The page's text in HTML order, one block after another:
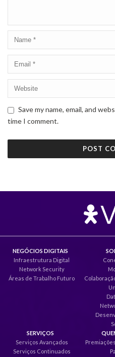
Save my name, email, and
time I comment.
NEGÓCIOS DIGITAIS
Infraestrutura Digital
Network Security
Áreas de Trabalho Futuro
SERVIÇOS
Serviços Avançados
Serviços Continuados